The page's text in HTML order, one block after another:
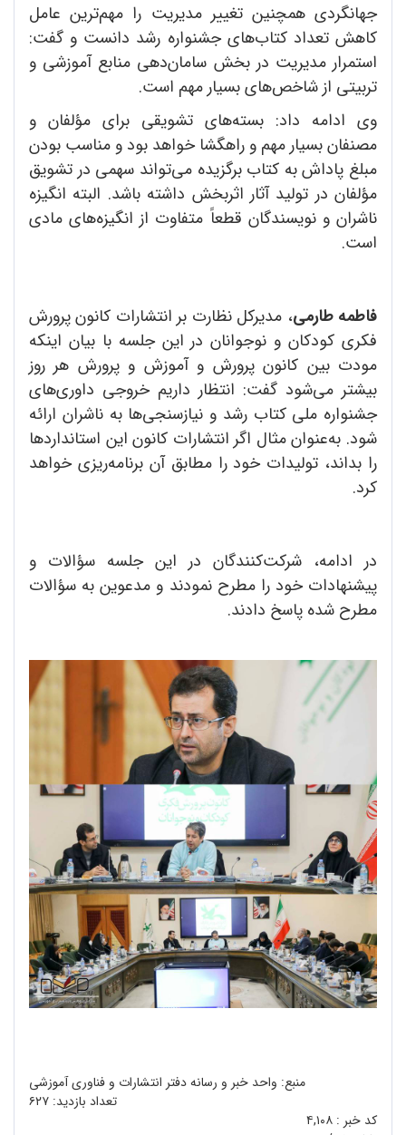
جهانگردی همچنین تغییر مدیریت را مهم‌ترین عامل
کاهش تعداد کتاب‌های جشنواره رشد دانست و گفت:
استمرار مدیریت در بخش سامان‌دهی منابع آموزشی و
تربیتی از شاخص‌های بسیار مهم است.
وی ادامه داد: بسته‌های تشویقی برای مؤلفان و
مصنفان بسیار مهم و راهگشا خواهد بود و مناسب بودن
مبلغ پاداش به کتاب برگزیده می‌تواند سهمی در تشویق
مؤلفان در تولید آثار اثربخش داشته باشد. البته انگیزه
ناشران و نویسندگان قطعاً متفاوت از انگیزه‌های مادی
است.
فاطمه طارمی، مدیرکل نظارت بر انتشارات کانون پرورش
فکری کودکان و نوجوانان در این جلسه با بیان اینکه
مودت بین کانون پرورش و آموزش و پرورش هر روز
بیشتر می‌شود گفت: انتظار داریم خروجی داوری‌های
جشنواره ملی کتاب رشد و نیازسنجی‌ها به ناشران ارائه
شود. به‌عنوان مثال اگر انتشارات کانون این استانداردها
را بداند، تولیدات خود را مطابق آن برنامه‌ریزی خواهد
کرد.
در ادامه، شرکت‌کنندگان در این جلسه سؤالات و
پیشنهادات خود را مطرح نمودند و مدعوین به سؤالات
مطرح شده پاسخ دادند.
منبع: واحد خبر و رسانه دفتر انتشارات و فناوری آموزشی
تعداد بازدید: ۶۲۷
کد خبر : ۴,۱۰۸